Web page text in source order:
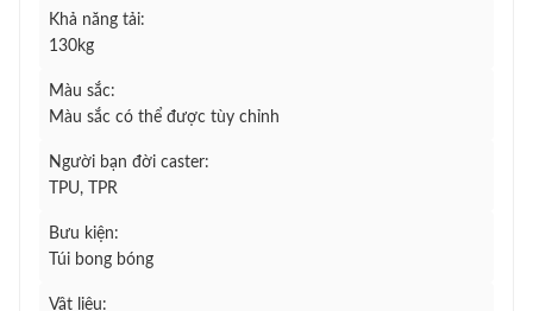
Khả năng tải:
130kg
Màu sắc:
Màu sắc có thể được tùy chỉnh
Người bạn đời caster:
TPU, TPR
Bưu kiện:
Túi bong bóng
Vật liệu: